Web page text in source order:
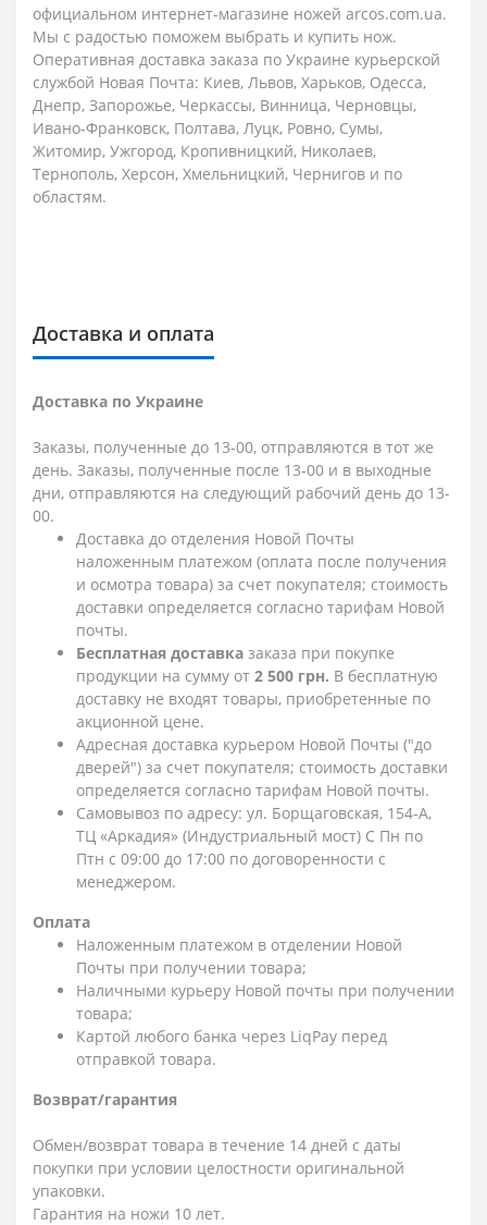
официальном интернет-магазине ножей arcos.com.ua.
Мы с радостью поможем выбрать и купить нож.
Оперативная доставка заказа по Украине курьерской
службой Новая Почта: Киев, Львов, Харьков, Одесса,
Днепр, Запорожье, Черкассы, Винница, Черновцы,
Ивано-Франковск, Полтава, Луцк, Ровно, Сумы,
Житомир, Ужгород, Кропивницкий, Николаев,
Тернополь, Херсон, Хмельницкий, Чернигов и по
областям.
Доставка и оплата
Доставка по Украине
Заказы, полученные до 13-00, отправляются в тот же
день. Заказы, полученные после 13-00 и в выходные
дни, отправляются на следующий рабочий день до 13-
00.
Доставка до отделения Новой Почты
наложенным платежом (оплата после получения
и осмотра товара) за счет покупателя; стоимость
доставки определяется согласно тарифам Новой
почты.
Бесплатная доставка заказа при покупке
продукции на сумму от 2 500 грн. В бесплатную
доставку не входят товары, приобретенные по
акционной цене.
Адресная доставка курьером Новой Почты ("до
дверей") за счет покупателя; стоимость доставки
определяется согласно тарифам Новой почты.
Самовывоз по адресу: ул. Борщаговская, 154-А,
ТЦ «Аркадия» (Индустриальный мост) С Пн по
Птн с 09:00 до 17:00 по договоренности с
менеджером.
Оплата
Наложенным платежом в отделении Новой
Почты при получении товара;
Наличными курьеру Новой почты при получении
товара;
Картой любого банка через LiqPay перед
отправкой товара.
Возврат/гарантия
Обмен/возврат товара в течение 14 дней с даты
покупки при условии целостности оригинальной
упаковки.
Гарантия на ножи 10 лет.